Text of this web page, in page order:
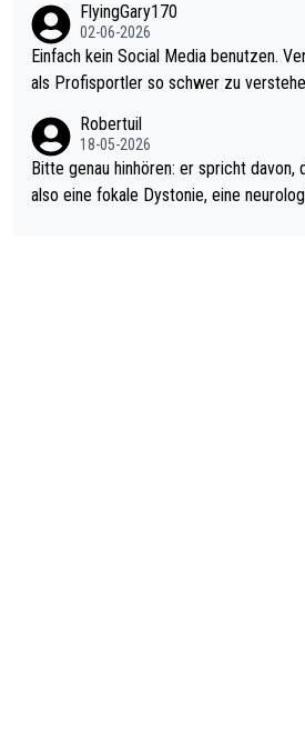
el hat.
s Leben in den Griff kriegen. Nur eins
r war doch neulich erst derjenige, der
rovoziert hat. Und Littlers Mutter
FlyingGary170
02-06-2026
Einfach kein Social Media benutzen.
als Profisportler so schwer zu
Robertuil
18-05-2026
Bitte genau hinhören: er spricht davon,
also eine fokale Dystonie, eine